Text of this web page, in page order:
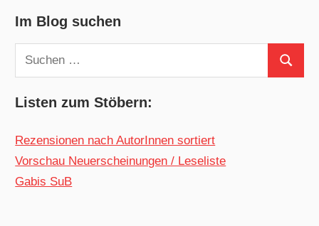
Im Blog suchen
Suchen
nach:
Suchen
Listen zum Stöbern:
Rezensionen nach AutorInnen sortiert
Vorschau Neuerscheinungen / Leseliste
Gabis SuB